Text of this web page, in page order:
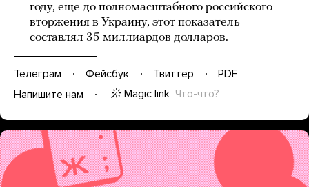
году, еще до полномасштабного российского
вторжения в Украину, этот показатель
составлял 35 миллиардов долларов.
Телеграм Фейсбук Твиттер
PDF
Напишите нам
Magic link Что-что?